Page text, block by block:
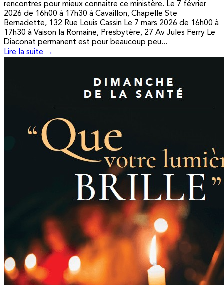
rencontres pour mieux connaitre ce ministère. Le 7 février
2026 de 16h00 à 17h30 à Cavaillon, Chapelle Ste
Bernadette, 132 Rue Louis Cassin Le 7 mars 2026 de 16h00 à
17h30 à Vaison la Romaine, Presbytère, 27 Av Jules Ferry Le
Diaconat permanent est pour beaucoup peu...
Lire la suite →